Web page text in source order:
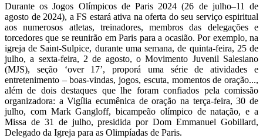
Durante os Jogos Olímpicos de Paris 2024 (26 de julho–11 de
agosto de 2024), a FS estará ativa na oferta do seu serviço espiritual
aos numerosos atletas, treinadores, membros das delegações e
torcedores que se reunirão em Paris para a ocasião. Por exemplo, na
igreja de Saint-Sulpice, durante uma semana, de quinta-feira, 25 de
julho, a sexta-feira, 2 de agosto, o Movimento Juvenil Salesiano
(MJS), seção ‘over 17’, proporá uma série de atividades e
entretenimento – boas-vindas, jogos, escuta, momentos de oração...,
além de dois destaques que lhe foram confiados pela comissão
organizadora: a Vigília ecumênica de oração na terça-feira, 30 de
julho, com Mark Gangloff, bicampeão olímpico de natação, e a
Missa de 31 de julho, presidida por Dom Emmanuel Gobillard,
Delegado da Igreja para as Olimpíadas de Paris.